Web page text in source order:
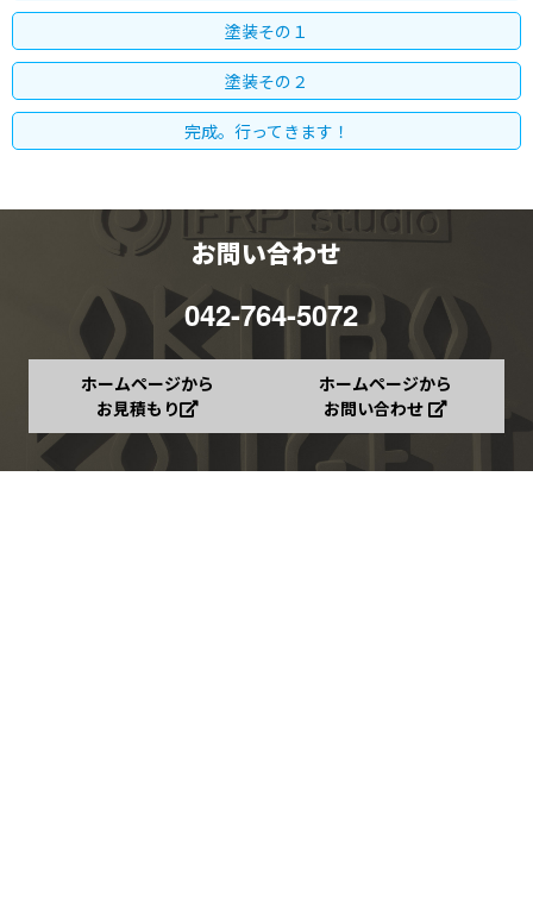
塗装その１
塗装その２
完成。行ってきます！
お問い合わせ
042-764-5072
ホームページから
お見積もり
ホームページから
お問い合わせ